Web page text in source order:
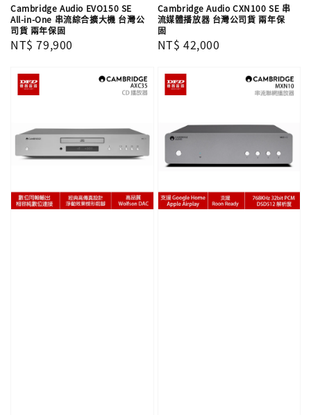
Cambridge Audio EVO150 SE
All-in-One 串流綜合擴大機 台灣公
司貨 兩年保固
Regular
NT$ 79,900
Cambridge Audio CXN100 SE 串
流媒體播放器 台灣公司貨 兩年保
固
Regular
NT$ 42,000